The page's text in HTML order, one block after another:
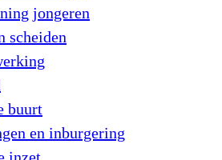
jongeren
scheiden
buurt
en inburgering